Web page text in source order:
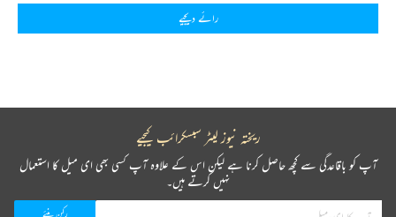
معابد‘‘ سے ہوا جو 1903 اور 1904 کے دوران بنارس کے ہفت روزہ ’’آوازۂ حق‘‘ میں قسط وار
شائع ہوا۔ لیکن پریم چند کے ایک دوست منشی بیتاب بریلوی کا دعوی ہے کہ ان کا پہلا ناول ’’پرتاپ
مکمل کیا جسے کوئی ناشر نہیں مل سکا اور ہندی میں ’’سیوا سدن‘‘ کے نام سے شائع ہوکر مقبول ہوا۔
اردو میں یہ ناول 1922ء میں شائع ہو سکا۔ اس کے بعد جو ناول لکھے گئے ان کے ساتھ بھی یہی
’’گوشۂ عافیت‘‘ 1922 میں مکمل ہوا اور 1928ء میں چھپ سکا۔ جبکہ اس کا ہندی ایڈیشن ’’پریم
رائے دیجیے
ریختہ نیوز لیٹر سبسکرائب کیجیے
آپ کو باقاعدگی سے کچھ حاصل کرنا ہے لیکن اس کے علاوہ آپ کسی بھی ای میل کا استعمال
نہیں کرتے ہیں۔